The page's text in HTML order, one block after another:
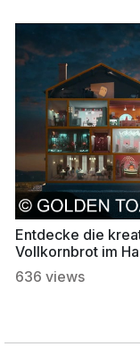
Entdecke die
Vollkornbrot im
636 views